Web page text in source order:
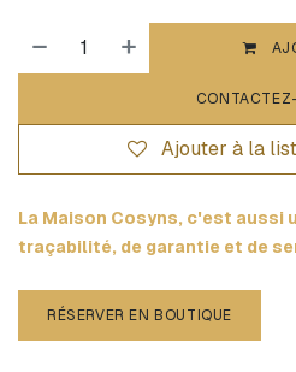
Ajouter à la
La Maison Cosyns, c'est aussi
traçabilité, de garantie et de
RÉSERVER EN BOUTIQUE